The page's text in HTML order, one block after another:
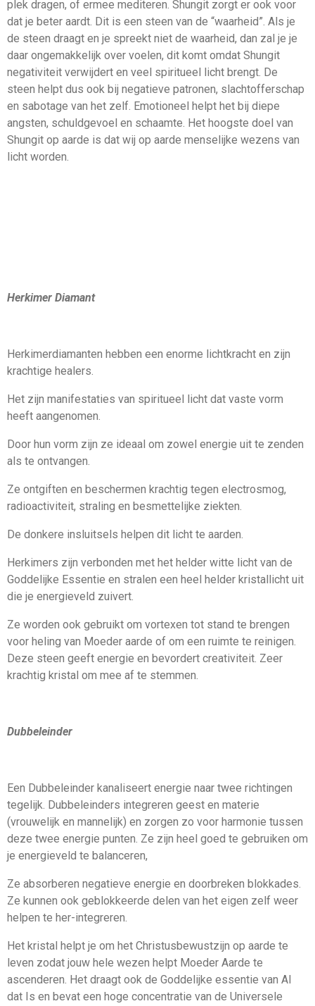
plek dragen, of ermee mediteren. Shungit zorgt er ook voor
dat je beter aardt. Dit is een steen van de “waarheid”. Als je
de steen draagt en je spreekt niet de waarheid, dan zal je je
daar ongemakkelijk over voelen, dit komt omdat Shungit
negativiteit verwijdert en veel spiritueel licht brengt. De
steen helpt dus ook bij negatieve patronen, slachtofferschap
en sabotage van het zelf. Emotioneel helpt het bij diepe
angsten, schuldgevoel en schaamte. Het hoogste doel van
Shungit op aarde is dat wij op aarde menselijke wezens van
licht worden.
Herkimer Diamant
Herkimerdiamanten hebben een enorme lichtkracht en zijn
krachtige healers.
Het zijn manifestaties van spiritueel licht dat vaste vorm
heeft aangenomen.
Door hun vorm zijn ze ideaal om zowel energie uit te zenden
als te ontvangen.
Ze ontgiften en beschermen krachtig tegen electrosmog,
radioactiviteit, straling en besmettelijke ziekten.
De donkere insluitsels helpen dit licht te aarden.
Herkimers zijn verbonden met het helder witte licht van de
Goddelijke Essentie en stralen een heel helder kristallicht uit
die je energieveld zuivert.
Ze worden ook gebruikt om vortexen tot stand te brengen
voor heling van Moeder aarde of om een ruimte te reinigen.
Deze steen geeft energie en bevordert creativiteit. Zeer
krachtig kristal om mee af te stemmen.
Dubbeleinder
Een Dubbeleinder kanaliseert energie naar twee richtingen
tegelijk. Dubbeleinders integreren geest en materie
(vrouwelijk en mannelijk) en zorgen zo voor harmonie tussen
deze twee energie punten. Ze zijn heel goed te gebruiken om
je energieveld te balanceren,
Ze absorberen negatieve energie en doorbreken blokkades.
Ze kunnen ook geblokkeerde delen van het eigen zelf weer
helpen te her-integreren.
Het kristal helpt je om het Christusbewustzijn op aarde te
leven zodat jouw hele wezen helpt Moeder Aarde te
ascenderen. Het draagt ook de Goddelijke essentie van Al
dat Is en bevat een hoge concentratie van de Universele